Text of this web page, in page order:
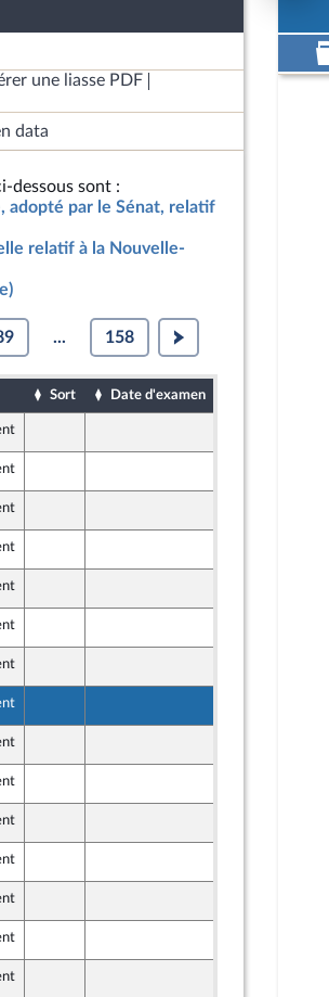
une liasse PDF
data
dessous sont :
adopté par le Sénat, relatif
relatif à la Nouvelle-
... 158
Sort Date d'examen
Populaire
Populaire
Populaire